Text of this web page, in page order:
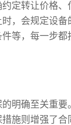
定转让价格、
，会规定设
等，每一步
明确至关重
施则增强了合